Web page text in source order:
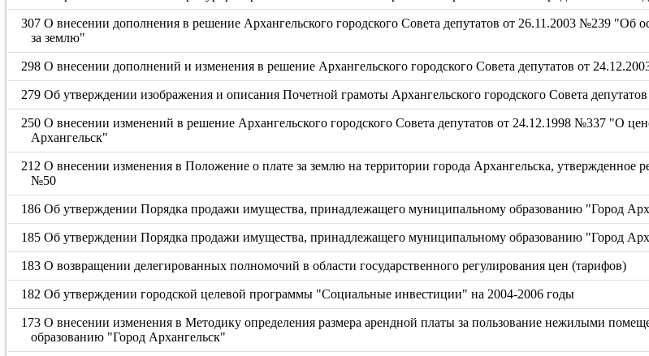
307 О внесении дополнения в решение Архангельского городского Совета депутатов от 26.11.2003 №239 "Об
за землю"
298 О внесении дополнений и изменения в решение Архангельского городского Совета депутатов от
279 Об утверждении изображения и описания Почетной грамоты Архангельского городского Совета депутатов
250 О внесении изменений в решение Архангельского городского Совета депутатов от 24.12.1998 №337 "О
Архангельск"
212 О внесении изменения в Положение о плате за землю на территории города Архангельска, утвержденное
№50
186 Об утверждении Порядка продажи имущества, принадлежащего муниципальному образованию "Город
185 Об утверждении Порядка продажи имущества, принадлежащего муниципальному образованию "Город
183 О возвращении делегированных полномочий в области государственного регулирования цен (тарифов)
182 Об утверждении городской целевой программы "Социальные инвестиции" на 2004-2006 годы
173 О внесении изменения в Методику определения размера арендной платы за пользование нежилыми
образованию "Город Архангельск"